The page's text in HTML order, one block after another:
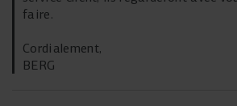
rapport au Favorit, le cadre dispose
supplémentaire de revêtement en
encore plus résistant à la rouille et à
une durabilité et une stabilité accrues,
compter pendant des années sur un
faire.
Cordialement,
BERG